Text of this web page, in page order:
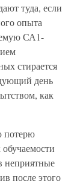
туда, если
опыта
СА1-
стирается
день
как
потерю
неприятные
после этого